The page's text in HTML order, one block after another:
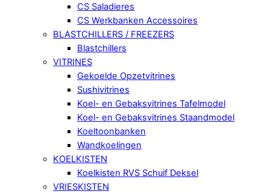
CS Saladieres
CS Werkbanken Accessoires
BLASTCHILLERS / FREEZERS
Blastchillers
VITRINES
Gekoelde Opzetvitrines
Sushivitrines
Koel- en Gebaksvitrines Tafelmodel
Koel- en Gebaksvitrines Staandmodel
Koeltoonbanken
Wandkoelingen
KOELKISTEN
Koelkisten RVS Schuif Deksel
VRIESKISTEN